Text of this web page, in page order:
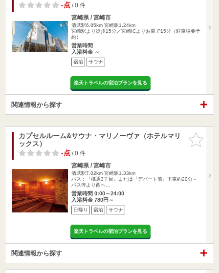
-点/ 0 件
宮崎県 / 宮崎市
清武駅6.85km 宮崎駅1.24km
宮崎駅より徒歩15分／宮崎ICよりお車で15分（駐車場要予
約）
営業時間
入浴料金 ～
宿泊 サウナ
楽天トラベルの宿泊プランを見る
関連情報から探す
お気に入
りに追加
カプセルルーム&サウナ・マリノーヴァ（ホテルマリ
ックス）
-点/ 0 件
宮崎県 / 宮崎市
清武駅7.02km 宮崎駅1.33km
バス：『橘通3丁目』または『デパート前』下車約20分－
バス停より西へ…
営業時間 0:00～24:00
入浴料金 780円～
日帰り 宿泊 サウナ
楽天トラベルの宿泊プランを見る
関連情報から探す